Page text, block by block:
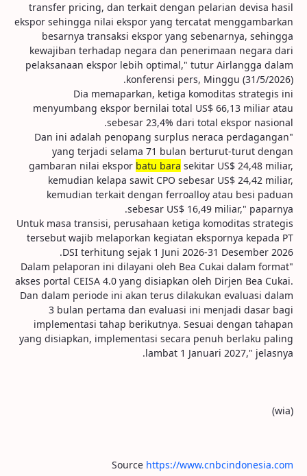
transfer pricing, dan terkait dengan pelarian devisa hasil
ekspor sehingga nilai ekspor yang tercatat menggambarkan
besarnya transaksi ekspor yang sebenarnya, sehingga
kewajiban terhadap negara dan penerimaan negara dari
pelaksanaan ekspor lebih optimal," tutur Airlangga dalam
konferensi pers, Minggu (31/5/2026).
Dia memaparkan, ketiga komoditas strategis ini
menyumbang ekspor bernilai total US$ 66,13 miliar atau
sebesar 23,4% dari total ekspor nasional.
"Dan ini adalah penopang surplus neraca perdagangan
yang terjadi selama 71 bulan berturut-turut dengan
gambaran nilai ekspor batu bara sekitar US$ 24,48 miliar,
kemudian kelapa sawit CPO sebesar US$ 24,42 miliar,
kemudian terkait dengan ferroalloy atau besi paduan
sebesar US$ 16,49 miliar," paparnya.
Untuk masa transisi, perusahaan ketiga komoditas strategis
tersebut wajib melaporkan kegiatan ekspornya kepada PT
DSI terhitung sejak 1 Juni 2026-31 Desember 2026.
"Dalam pelaporan ini dilayani oleh Bea Cukai dalam format
akses portal CEISA 4.0 yang disiapkan oleh Dirjen Bea Cukai.
Dan dalam periode ini akan terus dilakukan evaluasi dalam
3 bulan pertama dan evaluasi ini menjadi dasar bagi
implementasi tahap berikutnya. Sesuai dengan tahapan
yang disiapkan, implementasi secara penuh berlaku paling
lambat 1 Januari 2027," jelasnya.
(wia)
Source https://www.cnbcindonesia.com